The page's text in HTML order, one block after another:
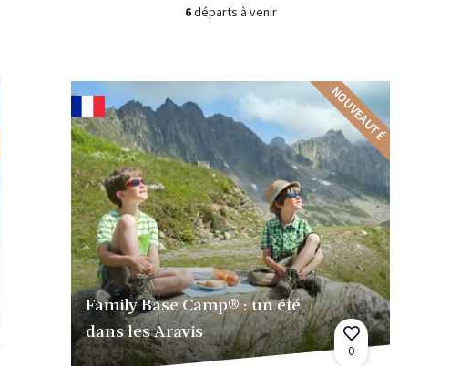
6départs à venir
NOUVEAUTÉ
Family Base Camp® : un été
dans les Aravis
0